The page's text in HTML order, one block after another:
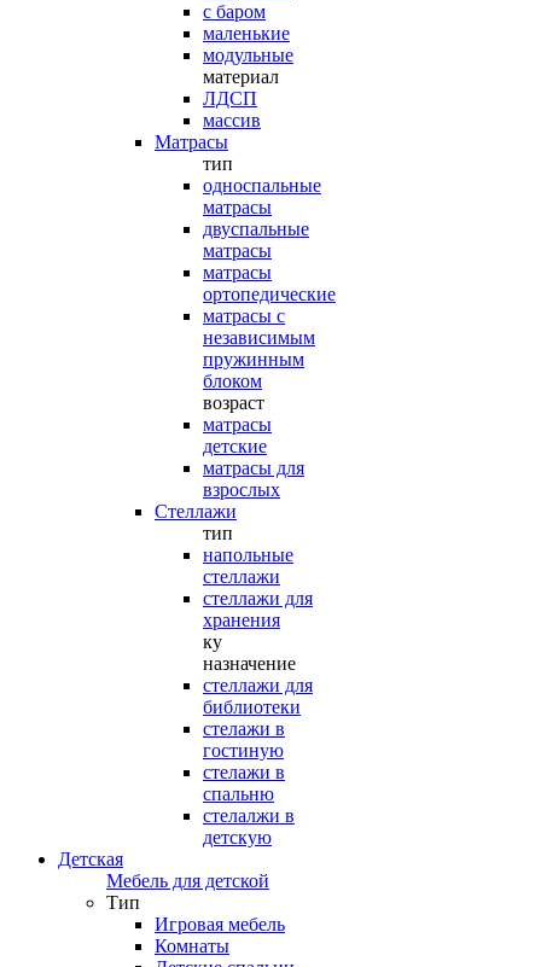
с баром
маленькие
модульные
материал
ЛДСП
массив
Матрасы
тип
односпальные
матрасы
двуспальные
матрасы
матрасы
ортопедические
матрасы с
независимым
пружинным
блоком
возраст
матрасы
детские
матрасы для
взрослых
Стеллажи
тип
напольные
стеллажи
стеллажи для
хранения
ку
назначение
стеллажи для
библиотеки
стелажи в
гостиную
стелажи в
спальню
стелалжи в
детскую
Детская
Мебель для детской
Тип
Игровая мебель
Комнаты